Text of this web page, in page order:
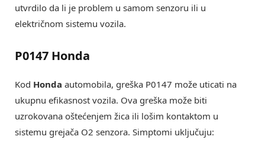
utvrdilo da li je problem u samom senzoru ili u
električnom sistemu vozila.
P0147 Honda
Kod Honda automobila, greška P0147 može uticati na
ukupnu efikasnost vozila. Ova greška može biti
uzrokovana oštećenjem žica ili lošim kontaktom u
sistemu grejača O2 senzora. Simptomi uključuju: